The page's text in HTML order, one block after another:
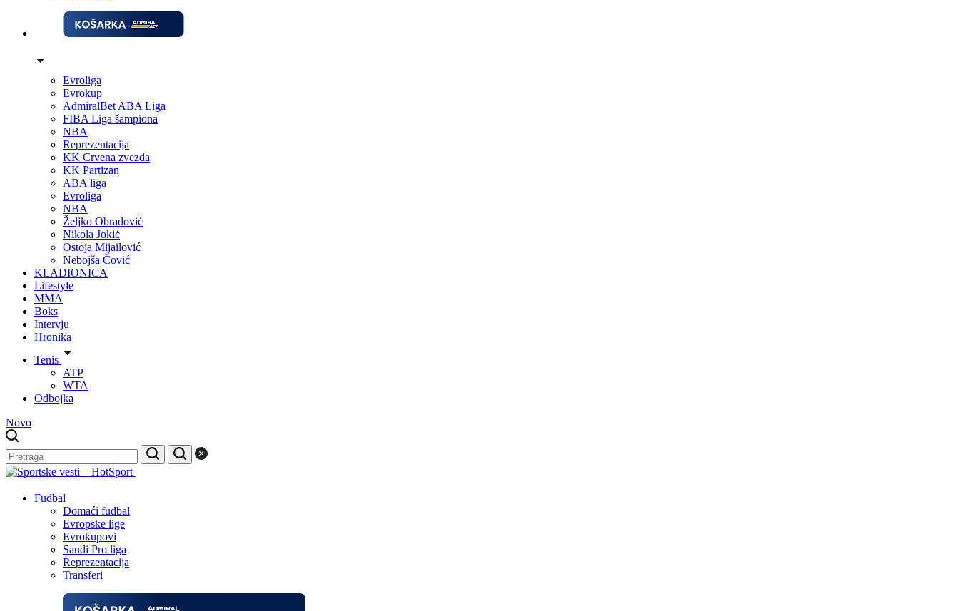
Evroliga
Evrokup
AdmiralBet ABA Liga
FIBA Liga šampiona
NBA
Reprezentacija
KK Crvena zvezda
KK Partizan
ABA liga
Evroliga
NBA
Željko Obradović
Nikola Jokić
Ostoja Mijailović
Nebojša Čović
KLADIONICA
Lifestyle
MMA
Boks
Intervju
Hronika
Tenis
ATP
WTA
Odbojka
Novo
Fudbal
Domaći fudbal
Evropske lige
Evrokupovi
Saudi Pro liga
Reprezentacija
Transferi